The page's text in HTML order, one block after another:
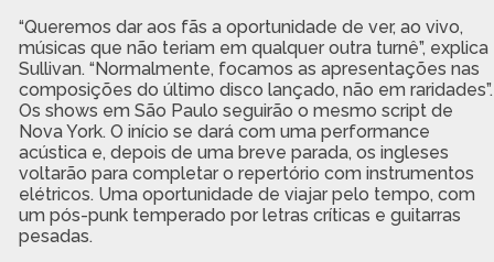
“Queremos dar aos fãs a oportunidade de ver, ao vivo,
músicas que não teriam em qualquer outra turnê”, explica
Sullivan. “Normalmente, focamos as apresentações nas
composições do último disco lançado, não em raridades”.
Os shows em São Paulo seguirão o mesmo script de
Nova York. O início se dará com uma performance
acústica e, depois de uma breve parada, os ingleses
voltarão para completar o repertório com instrumentos
elétricos. Uma oportunidade de viajar pelo tempo, com
um pós-punk temperado por letras críticas e guitarras
pesadas.